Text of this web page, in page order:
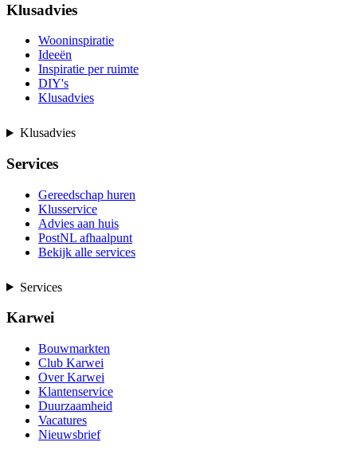
Klusadvies
Wooninspiratie
Ideeën
Inspiratie per ruimte
DIY's
Klusadvies
Klusadvies
Services
Gereedschap huren
Klusservice
Advies aan huis
PostNL afhaalpunt
Bekijk alle services
Services
Karwei
Bouwmarkten
Club Karwei
Over Karwei
Klantenservice
Duurzaamheid
Vacatures
Nieuwsbrief